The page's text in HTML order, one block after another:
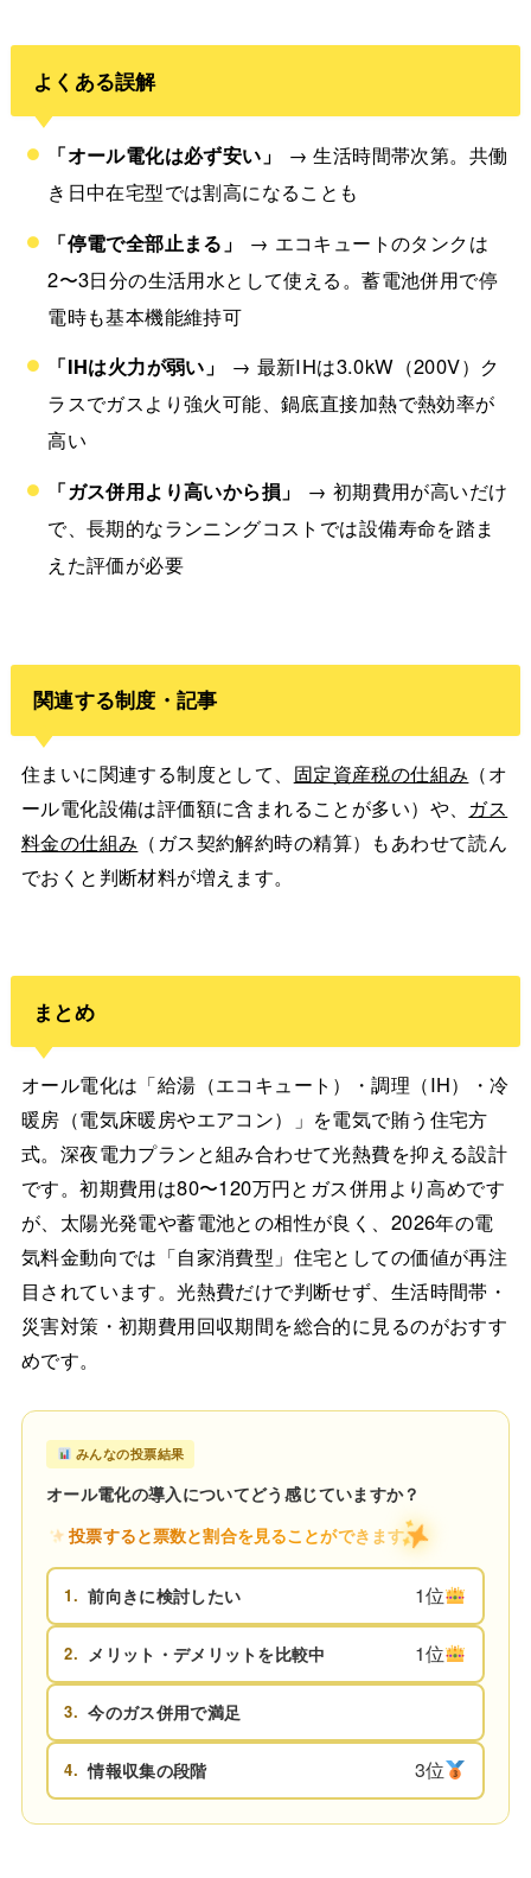
よくある誤解
「オール電化は必ず安い」
→ 生活時間帯次第。共働
き日中在宅型では割高になることも
「停電で全部止まる」
→ エコキュートのタンクは
2〜3日分の生活用水として使える。蓄電池併用で停
電時も基本機能維持可
「IHは火力が弱い」
→ 最新IHは3.0kW（200V）ク
ラスでガスより強火可能、鍋底直接加熱で熱効率が
高い
「ガス併用より高いから損」
→ 初期費用が高いだけ
で、長期的なランニングコストでは設備寿命を踏ま
えた評価が必要
関連する制度・記事
住まいに関連する制度として、 固定資産税の仕組み （オ
ール電化設備は評価額に含まれることが多い）や、 ガス
料金の仕組み （ガス契約解約時の精算）もあわせて読ん
でおくと判断材料が増えます。
まとめ
オール電化は「給湯（エコキュート）・調理（IH）・冷
暖房（電気床暖房やエアコン）」を電気で賄う住宅方
式。深夜電力プランと組み合わせて光熱費を抑える設計
です。初期費用は80〜120万円とガス併用より高めです
が、太陽光発電や蓄電池との相性が良く、2026年の電
気料金動向では「自家消費型」住宅としての価値が再注
目されています。光熱費だけで判断せず、生活時間帯・
災害対策・初期費用回収期間を総合的に見るのがおすす
めです。
みんなの投票結果
オール電化の導入についてどう感じていますか？
投票すると票数と割合を見ることができます
1. 前向きに検討したい 1位
2. メリット・デメリットを比較中 1位
3. 今のガス併用で満足
4. 情報収集の段階 3位